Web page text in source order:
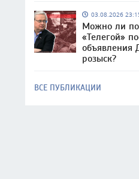
03.08.2026
Можно ли
«Телегой»
объявления
розыск?
ВСЕ ПУБЛИКАЦИИ